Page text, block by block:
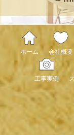
ホーム 会社概要
工事実例